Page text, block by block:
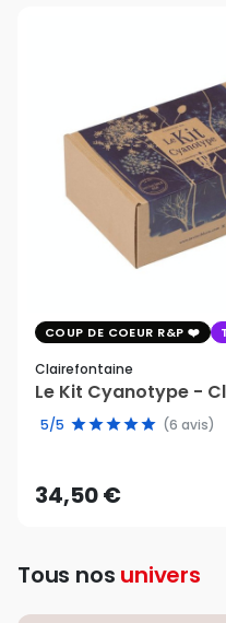
COUP DE COEUR R&P
Clairefontaine
Le Kit Cyanotype -
5/5 (6 avis)
34,50 €
Tous nos univers